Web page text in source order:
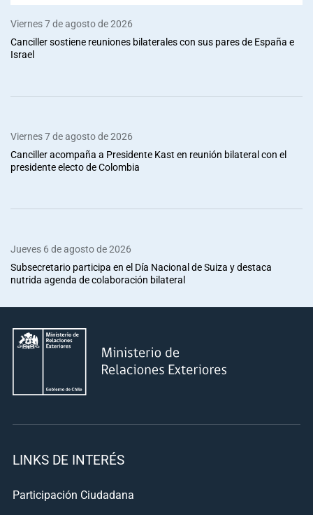
Viernes 7 de agosto de 2026
Canciller sostiene reuniones bilaterales con sus pares de España e
Israel
Viernes 7 de agosto de 2026
Canciller acompaña a Presidente Kast en reunión bilateral con el
presidente electo de Colombia
Jueves 6 de agosto de 2026
Subsecretario participa en el Día Nacional de Suiza y destaca
nutrida agenda de colaboración bilateral
LINKS DE INTERÉS
Participación Ciudadana